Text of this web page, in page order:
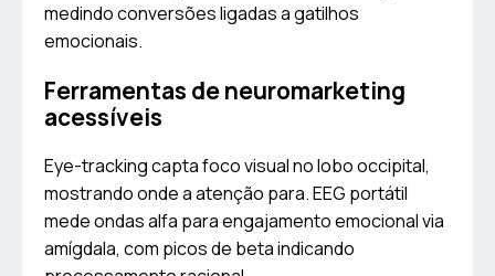
medindo conversões ligadas a gatilhos
emocionais.
Ferramentas de neuromarketing
acessíveis
Eye-tracking capta foco visual no lobo occipital,
mostrando onde a atenção para. EEG portátil
mede ondas alfa para engajamento emocional via
amígdala, com picos de beta indicando